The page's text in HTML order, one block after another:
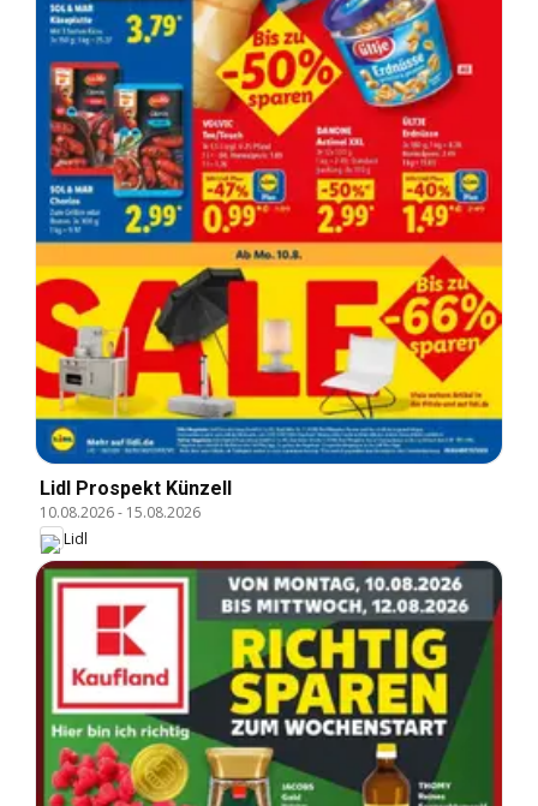
Lidl Prospekt Künzell
10.08.2026- 15.08.2026
Lidl